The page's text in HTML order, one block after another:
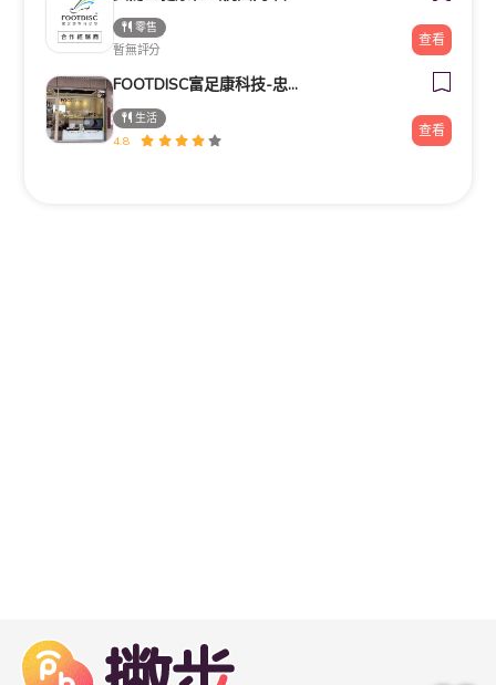
零售
暫無評分
查看
FOOTDISC富足康科技-忠孝直營門市
生活
4.8
查看